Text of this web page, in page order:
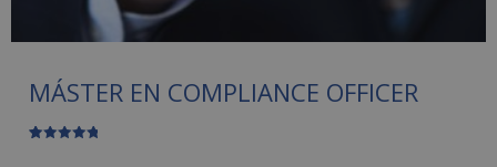
MÁSTER EN COMPLIANCE OFFICER